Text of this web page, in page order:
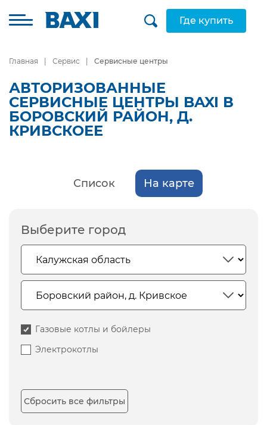
Где купить
Главная Сервис Сервисные центры
АВТОРИЗОВАННЫЕ
СЕРВИСНЫЕ ЦЕНТРЫ BAXI В
БОРОВСКИЙ РАЙОН, Д.
КРИВСКОЕЕ
Список На карте
Выберите город
Газовые котлы и бойлеры
Электрокотлы
Сбросить все фильтры